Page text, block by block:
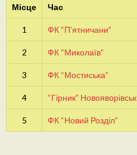
Місце Час
1 ФК “П’ятничани”
2 ФК “Миколаїв”
3 ФК “Мостиська”
4 “Гірник” Новояворівськ
5 ФК “Новий Розділ”